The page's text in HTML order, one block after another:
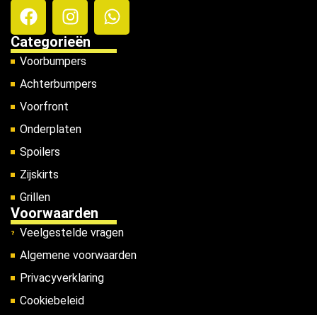
Categorieën
Voorbumpers
Achterbumpers
Voorfront
Onderplaten
Spoilers
Zijskirts
Grillen
Voorwaarden
Veelgestelde vragen
Algemene voorwaarden
Privacyverklaring
Cookiebeleid